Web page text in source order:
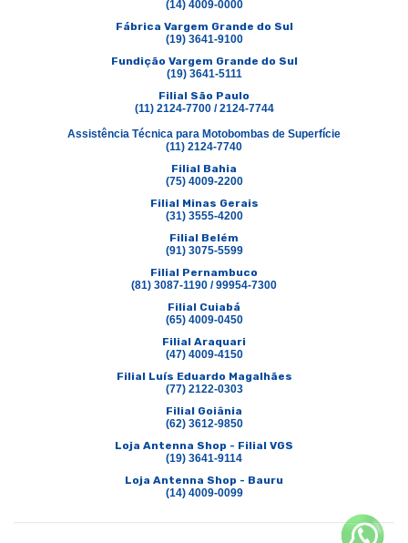
(14) 4009-0000
Fábrica Vargem Grande do Sul
(19) 3641-9100
Fundição Vargem Grande do Sul
(19) 3641-5111
Filial São Paulo
(11) 2124-7700 / 2124-7744
Assistência Técnica para Motobombas de Superfície
(11) 2124-7740
Filial Bahia
(75) 4009-2200
Filial Minas Gerais
(31) 3555-4200
Filial Belém
(91) 3075-5599
Filial Pernambuco
(81) 3087-1190 / 99954-7300
Filial Cuiabá
(65) 4009-0450
Filial Araquari
(47) 4009-4150
Filial Luís Eduardo Magalhães
(77) 2122-0303
Filial Goiânia
(62) 3612-9850
Loja Antenna Shop - Filial VGS
(19) 3641-9114
Loja Antenna Shop - Bauru
(14) 4009-0099